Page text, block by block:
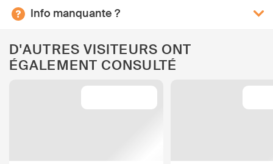
Info manquante ?
D'AUTRES VISITEURS ONT
ÉGALEMENT CONSULTÉ